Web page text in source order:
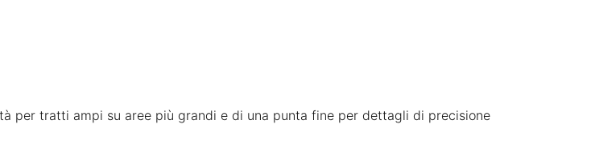
per tratti ampi su aree più grandi e di una punta fine per dettagli di precisione